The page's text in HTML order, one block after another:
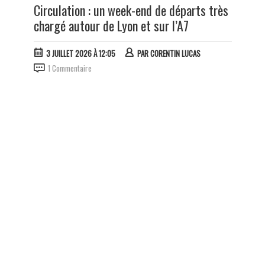
Circulation : un week-end de départs très
chargé autour de Lyon et sur l’A7
3 JUILLET 2026 À 12:05 PARCORENTIN LUCAS
1 Commentaire